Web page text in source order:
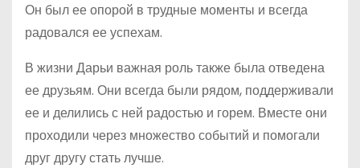
Он был ее опорой в трудные моменты и всегда
радовался ее успехам.
В жизни Дарьи важная роль также была отведена
ее друзьям. Они всегда были рядом, поддерживали
ее и делились с ней радостью и горем. Вместе они
проходили через множество событий и помогали
друг другу стать лучше.